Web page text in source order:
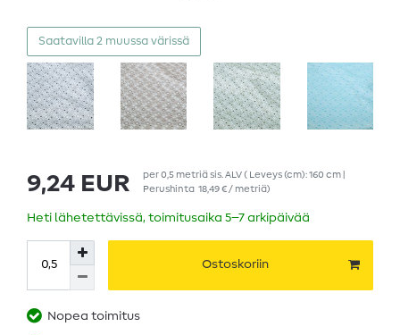
Saatavilla 2 muussa värissä
9,24 EUR per0,5 metriäsis. ALV( Leveys (cm): 160 cm |
Perushinta 18,49 € / metriä)
Heti lähetettävissä, toimitusaika 5–7 arkipäivää
Ostoskoriin
Nopea toimitus